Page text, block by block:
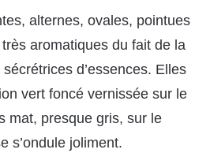
alternes, ovales, pointues
aromatiques du fait de la
d’essences. Elles
vert foncé vernissée sur le
mat, presque gris, sur le
s’ondule joliment.